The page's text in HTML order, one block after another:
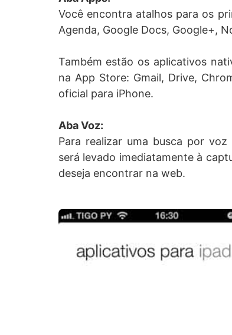
Você encontra atalhos para os
Agenda, Google Docs, Google+,
Também estão os aplicativos
na App Store: Gmail, Drive,
oficial para iPhone.
Aba Voz:
Para realizar uma busca por
será levado imediatamente à
deseja encontrar na web.